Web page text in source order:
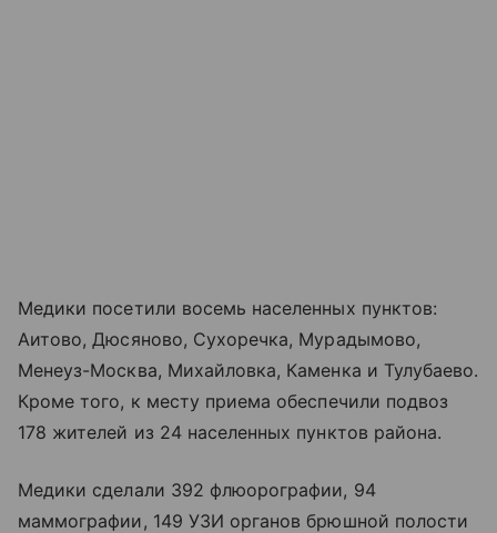
Медики посетили восемь населенных пунктов:
Аитово, Дюсяново, Сухоречка, Мурадымово,
Менеуз-Москва, Михайловка, Каменка и Тулубаево.
Кроме того, к месту приема обеспечили подвоз
178 жителей из 24 населенных пунктов района.
Медики сделали 392 флюорографии, 94
маммографии, 149 УЗИ органов брюшной полости